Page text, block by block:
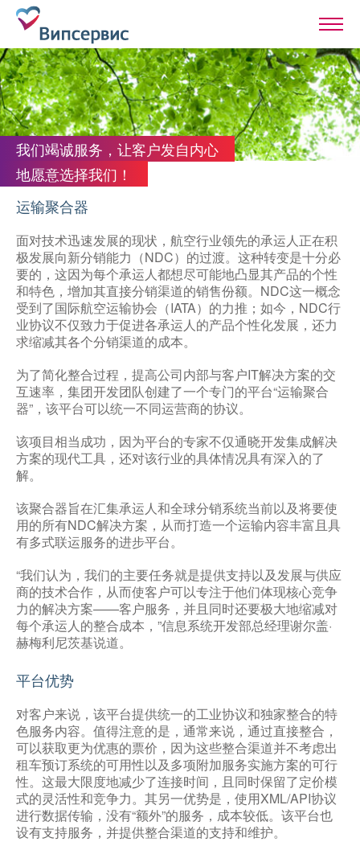
我们竭诚服务，让客户发自内心
地愿意选择我们！
运输聚合器
面对技术迅速发展的现状，航空行业领先的承运人正在积
极发展向新分销能力（NDC）的过渡。这种转变是十分必
要的，这因为每个承运人都想尽可能地凸显其产品的个性
和特色，增加其直接分销渠道的销售份额。NDC这一概念
受到了国际航空运输协会（IATA）的力推；如今，NDC行
业协议不仅致力于促进各承运人的产品个性化发展，还力
求缩减其各个分销渠道的成本。
为了简化整合过程，提高公司内部与客户IT解决方案的交
互速率，集团开发团队创建了一个专门的平台“运输聚合
器”，该平台可以统一不同运营商的协议。
该项目相当成功，因为平台的专家不仅通晓开发集成解决
方案的现代工具，还对该行业的具体情况具有深入的了
解。
该聚合器旨在汇集承运人和全球分销系统当前以及将要使
用的所有NDC解决方案，从而打造一个运输内容丰富且具
有多式联运服务的进步平台。
“我们认为，我们的主要任务就是提供支持以及发展与供应
商的技术合作，从而使客户可以专注于他们体现核心竞争
力的解决方案——客户服务，并且同时还要极大地缩减对
每个承运人的整合成本，”信息系统开发部总经理谢尔盖·
赫梅利尼茨基说道。
平台优势
对客户来说，该平台提供统一的工业协议和独家整合的特
色服务内容。值得注意的是，通常来说，通过直接整合，
可以获取更为优惠的票价，因为这些整合渠道并不考虑出
租车预订系统的可用性以及多项附加服务实施方案的可行
性。这最大限度地减少了连接时间，且同时保留了定价模
式的灵活性和竞争力。其另一优势是，使用XML/API协议
进行数据传输，没有“额外”的服务，成本较低。该平台也
设有支持服务，并提供整合渠道的支持和维护。